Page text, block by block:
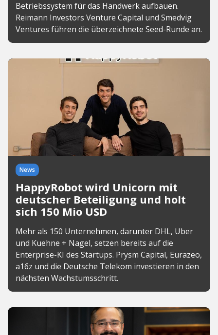
Betriebssystem für das Handwerk aufbauen.
Reimann Investors Venture Capital und Smedvig
Ventures führen die überzeichnete Seed-Runde an.
News
HappyRobot wird Unicorn mit
deutscher Beteiligung und holt
sich 150 Mio USD
Mehr als 150 Unternehmen, darunter DHL, Uber
und Kuehne + Nagel, setzen bereits auf die
Enterprise-KI des Startups. Prysm Capital, Eurazeo,
a16z und die Deutsche Telekom investieren in den
nächsten Wachstumsschritt.